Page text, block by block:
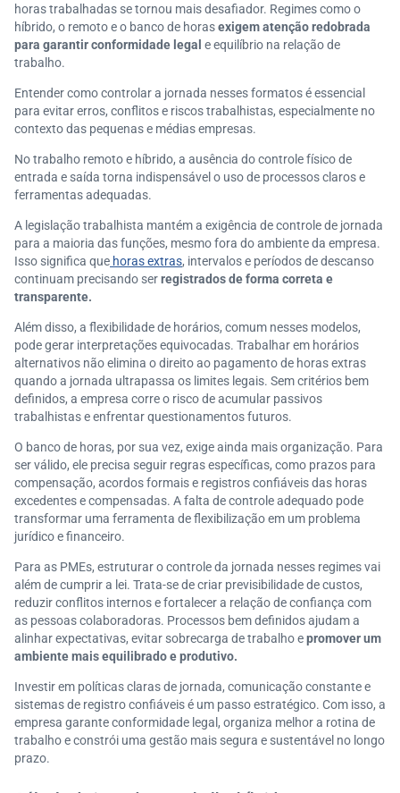
horas trabalhadas se tornou mais desafiador. Regimes como o
híbrido, o remoto e o banco de horasexigem atenção redobrada
para garantir conformidade legal e equilíbrio na relação de
trabalho.
Entender como controlar a jornada nesses formatos é essencial
para evitar erros, conflitos e riscos trabalhistas, especialmente no
contexto das pequenas e médias empresas.
No trabalho remoto e híbrido, a ausência do controle físico de
entrada e saída torna indispensável o uso de processos claros e
ferramentas adequadas.
A legislação trabalhista mantém a exigência de controle de jornada
para a maioria das funções, mesmo fora do ambiente da empresa.
Isso significa que horas extras, intervalos e períodos de descanso
continuam precisando serregistrados de forma correta e
transparente.
Além disso, a flexibilidade de horários, comum nesses modelos,
pode gerar interpretações equivocadas. Trabalhar em horários
alternativos não elimina o direito ao pagamento de horas extras
quando a jornada ultrapassa os limites legais. Sem critérios bem
definidos, a empresa corre o risco de acumular passivos
trabalhistas e enfrentar questionamentos futuros.
O banco de horas, por sua vez, exige ainda mais organização. Para
ser válido, ele precisa seguir regras específicas, como prazos para
compensação, acordos formais e registros confiáveis das horas
excedentes e compensadas. A falta de controle adequado pode
transformar uma ferramenta de flexibilização em um problema
jurídico e financeiro.
Para as PMEs, estruturar o controle da jornada nesses regimes vai
além de cumprir a lei. Trata-se de criar previsibilidade de custos,
reduzir conflitos internos e fortalecer a relação de confiança com
as pessoas colaboradoras. Processos bem definidos ajudam a
alinhar expectativas, evitar sobrecarga de trabalho epromover um
ambiente mais equilibrado e produtivo.
Investir em políticas claras de jornada, comunicação constante e
sistemas de registro confiáveis é um passo estratégico. Com isso, a
empresa garante conformidade legal, organiza melhor a rotina de
trabalho e constrói uma gestão mais segura e sustentável no longo
prazo.